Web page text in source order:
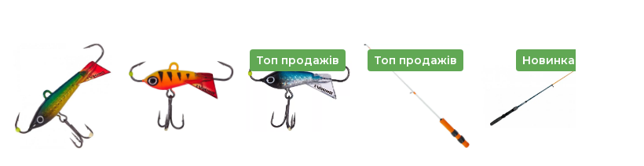
Топ продажів Топ продажів Новинка